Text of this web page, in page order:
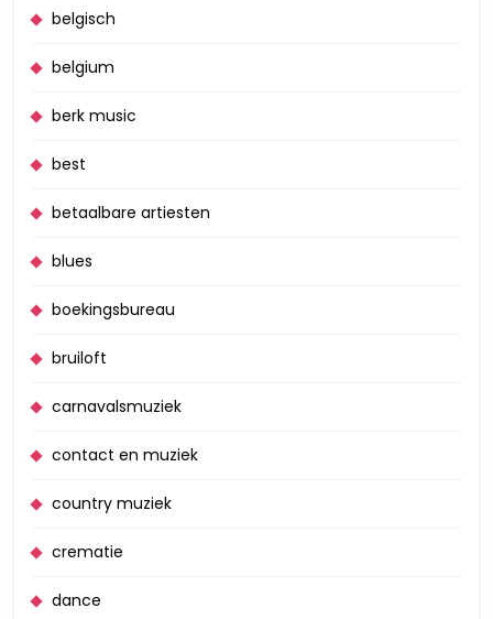
belgisch
belgium
berk music
best
betaalbare artiesten
blues
boekingsbureau
bruiloft
carnavalsmuziek
contact en muziek
country muziek
crematie
dance